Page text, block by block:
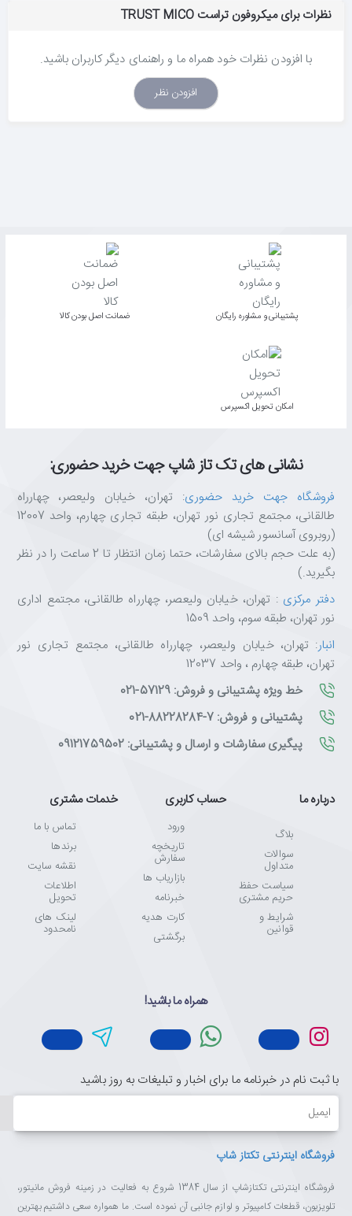
نظرات برای میکروفون تراست TRUST MICO
با افزودن نظرات خود همراه ما و راهنمای دیگر کاربران باشید.
افزودن نظر
پشتیبانی و مشاوره رایگان ﺿﻤﺎﻧﺖ اﺻﻞ ﺑﻮدن ﮐﺎﻟﺎ
اﻣﮑﺎن ﺗﺤﻮﯾﻞ اﮐﺴﭙﺮس
نشانی های تک تاز شاپ جهت خرید حضوری:
فروشگاه جهت خرید حضوری: تهران، خیابان ولیعصر، چهارراه
طالقانی، مجتمع تجاری نور تهران، طبقه تجاری چهارم، واحد 12007
(روبروی آسانسور شیشه ای)
(به علت حجم بالای سفارشات، حتما زمان انتظار تا 2 ساعت را در نظر
بگیرید.)
دفتر مرکزی : تهران، خیابان ولیعصر، چهارراه طالقانی، مجتمع اداری
نور تهران، طبقه سوم، واحد 1509
انبار: تهران، خیابان ولیعصر، چهارراه طالقانی، مجتمع تجاری نور
تهران، طبقه چهارم ، واحد 12037
خط ویژه پشتیبانی و فروش: 57129-021
پشتیبانی و فروش: 7-88228284-021
پیگیری سفارشات و ارسال و پشتیبانی: 09121759502
درباره ما
بلاگ
سوالات
متداول
سیاست حفظ
حریم مشتری
شرایط و
قوانین
حساب کاربری
ورود
تاریخچه
سفارش
بازاریاب ها
خبرنامه
کارت هدیه
برگشتی
خدمات مشتری
تماس با ما
برندها
نقشه سایت
اطلاعات
تحویل
لینک های
نامحدود
همراه ما باشید!
با ثبت نام در خبرنامه ما برای اخبار و تبلیغات به روز باشید
ایمیل
فروشگاه اینترنتی تکتاز شاپ
فروشگاه اینترنتی تکتازشاپ از سال 1384 شروع به فعالیت در زمینه فروش مانیتور،
تلویزیون، قطعات کامپیوتر و لوازم جانبی آن نموده است. ما همواره سعی داشتیم بهترین